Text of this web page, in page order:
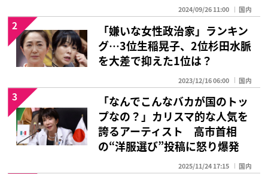
2024/09/26 11:00 国内
「嫌いな女性政治家」ランキン
グ…3位生稲晃子、2位杉田水脈
を大差で抑えた1位は？
2023/12/16 06:00 国内
2
「なんでこんなバカが国のトッ
プなの？」カリスマ的な人気を
誇るアーティスト 高市首相
の“洋服選び”投稿に怒り爆発
2025/11/24 17:15 国内
3